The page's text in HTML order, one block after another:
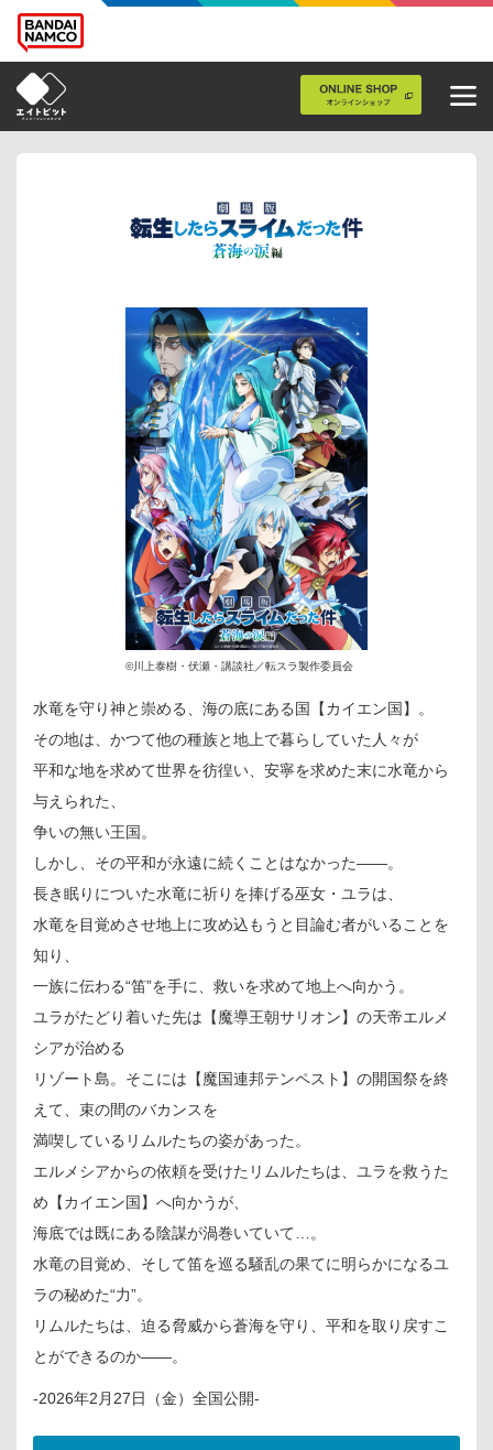
©川上泰樹・伏瀬・講談社／転スラ製作委員会
水竜を守り神と崇める、海の底にある国【カイエン国】。
その地は、かつて他の種族と地上で暮らしていた人々が
平和な地を求めて世界を彷徨い、安寧を求めた末に水竜から
与えられた、
争いの無い王国。
しかし、その平和が永遠に続くことはなかった――。
長き眠りについた水竜に祈りを捧げる巫女・ユラは、
水竜を目覚めさせ地上に攻め込もうと目論む者がいることを
知り、
一族に伝わる“笛”を手に、救いを求めて地上へ向かう。
ユラがたどり着いた先は【魔導王朝サリオン】の天帝エルメ
シアが治める
リゾート島。そこには【魔国連邦テンペスト】の開国祭を終
えて、束の間のバカンスを
満喫しているリムルたちの姿があった。
エルメシアからの依頼を受けたリムルたちは、ユラを救うた
め【カイエン国】へ向かうが、
海底では既にある陰謀が渦巻いていて…。
水竜の目覚め、そして笛を巡る騒乱の果てに明らかになるユ
ラの秘めた“力”。
リムルたちは、迫る脅威から蒼海を守り、平和を取り戻すこ
とができるのか――。
-2026年2月27日（金）全国公開-